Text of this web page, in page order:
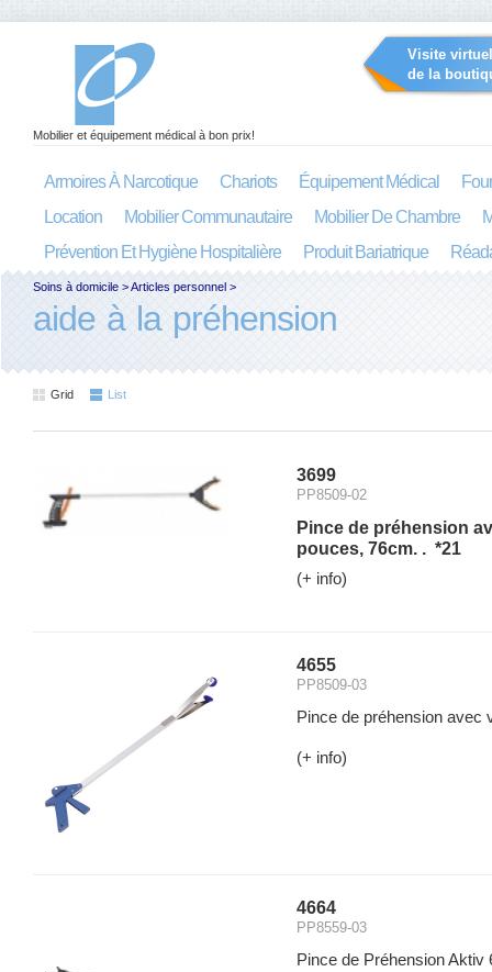
Visite
de la
Mobilier et équipement médical à bon prix!
Armoires À Narcotique Chariots Équipement Médical
Location
Mobilier Communautaire Mobilier De Chambre
Prévention Et Hygiène Hospitalière
Produit Bariatrique
Soins à domicile >Articles personnel >
aide à la préhension
Grid List
3699
PP8509-02
Pince de préhension
pouces, 76cm. . *21
(+ info)
4655
PP8509-03
Pince de préhension avec
(+ info)
4664
PP8559-03
Pince de Préhension